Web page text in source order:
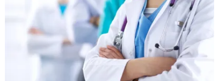
Per il paziente
Prenotazioni
Contatti